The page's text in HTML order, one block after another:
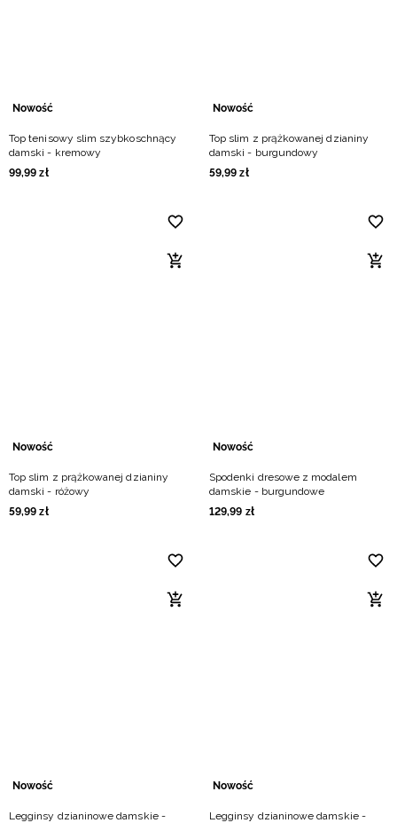
Nowość
Top tenisowy slim szybkoschnący
damski - kremowy
99,99 zł
Nowość
Top slim z prążkowanej dzianiny
damski - burgundowy
59,99 zł
Nowość
Top slim z prążkowanej dzianiny
damski - różowy
59,99 zł
Nowość
Spodenki dresowe z modalem
damskie - burgundowe
129,99 zł
Nowość
Legginsy dzianinowe damskie -
Nowość
Legginsy dzianinowe damskie -
Słowacki / EUR
Ukraiński / UAH